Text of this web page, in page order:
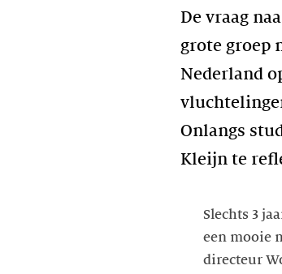
De vraag
grote groep
Nederland
Onlangs
Kleijn te
Slechts 3
een mooie
directeur